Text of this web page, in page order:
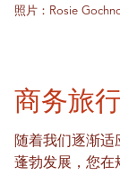
照片：Rosie
商务旅
随着我们逐渐
蓬勃发展，您在